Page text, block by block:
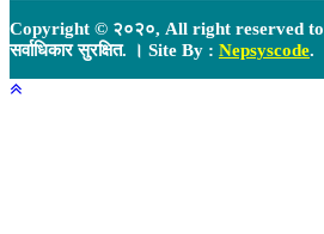
Copyright © २०२०, All right reserved to
सर्वाधिकार सुरक्षित. । Site By : Nepsyscode.